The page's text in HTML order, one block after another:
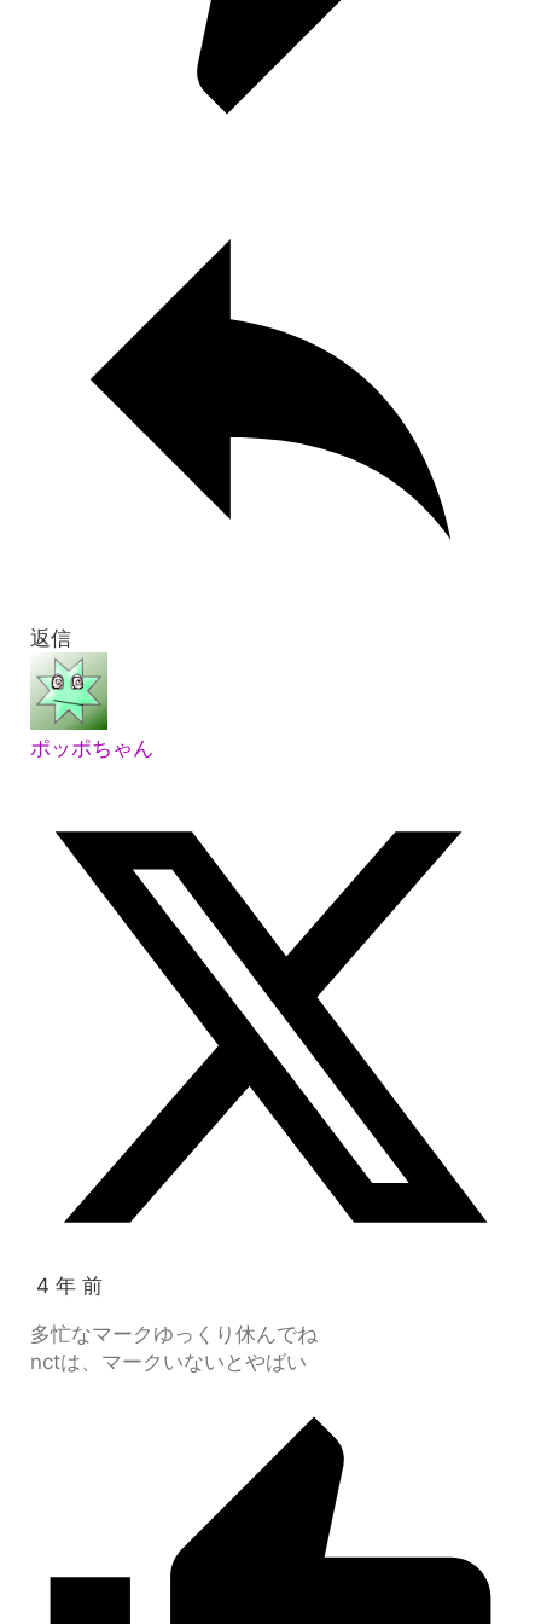
返信
ポッポちゃん
4 年 前
多忙なマークゆっくり休んでね
nctは、マークいないとやばい